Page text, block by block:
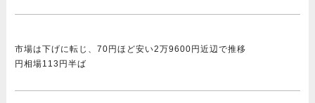
市場は下げに転じ、70円ほど安い2万9600円近辺で推移
円相場113円半ば